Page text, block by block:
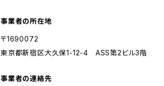
事業者の所在地
〒1690072
東京都新宿区大久保1-12-4 ASS第2ビル3階
事業者の連絡先